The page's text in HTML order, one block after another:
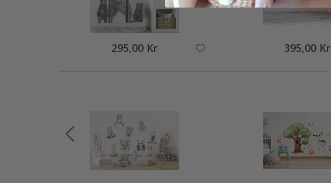
295,00 Kr 395,00 Kr